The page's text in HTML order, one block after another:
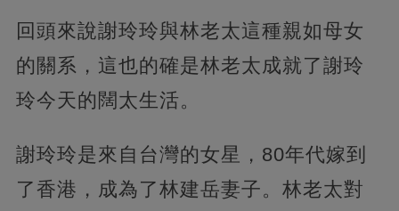
回頭來說謝玲玲與林老太這種親如母女
的關系，這也的確是林老太成就了謝玲
玲今天的闊太生活。
謝玲玲是來自台灣的女星，80年代嫁到
了香港，成為了林建岳妻子。林老太對